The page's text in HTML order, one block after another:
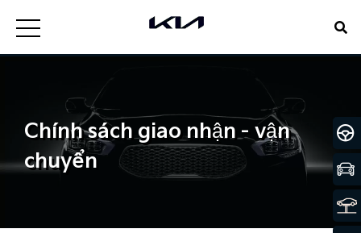
Chính sách giao nhận - vận
chuyển